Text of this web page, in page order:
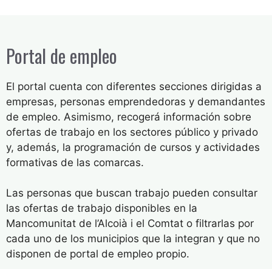
Portal de empleo
El portal cuenta con diferentes secciones dirigidas a
empresas, personas emprendedoras y demandantes
de empleo. Asimismo, recogerá información sobre
ofertas de trabajo en los sectores público y privado
y, además, la programación de cursos y actividades
formativas de las comarcas.
Las personas que buscan trabajo pueden consultar
las ofertas de trabajo disponibles en la
Mancomunitat de l’Alcoià i el Comtat o filtrarlas por
cada uno de los municipios que la integran y que no
disponen de portal de empleo propio.